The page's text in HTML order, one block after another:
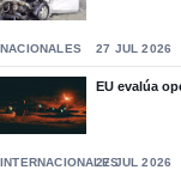
NACIONALES 27 JUL 2026
EU evalúa
INTERNACIONALES27 JUL 2026